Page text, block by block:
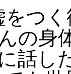
つ
の身
話し